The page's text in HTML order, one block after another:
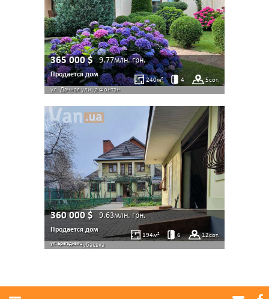
365 000$ 9.77млн.грн.
240м² 4 5сот.
Продается дом
ул. Дачная улицаФонтан
360 000$ 9.63млн. грн.
194м² 6 12сот.
Продается дом
ул. БригаднаяЧубаевка